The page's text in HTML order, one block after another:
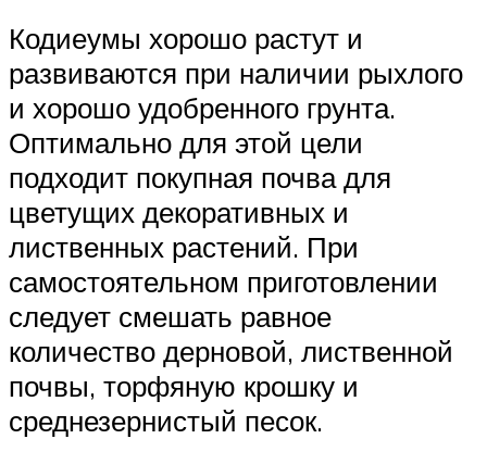
Кодиеумы хорошо растут и
развиваются при наличии рыхлого
и хорошо удобренного грунта.
Оптимально для этой цели
подходит покупная почва для
цветущих декоративных и
лиственных растений. При
самостоятельном приготовлении
следует смешать равное
количество дерновой, лиственной
почвы, торфяную крошку и
среднезернистый песок.